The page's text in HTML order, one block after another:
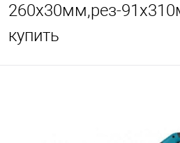
260х30мм,рез-
купить